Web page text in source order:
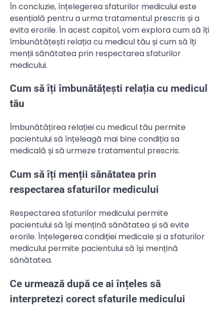
În concluzie, înțelegerea sfaturilor medicului este
esențială pentru a urma tratamentul prescris și a
evita erorile. În acest capitol, vom explora cum să îți
îmbunătățești relația cu medicul tău și cum să îți
menții sănătatea prin respectarea sfaturilor
medicului.
Cum să îți îmbunătățești relația cu medicul
tău
Îmbunătățirea relației cu medicul tău permite
pacientului să înțeleagă mai bine condiția sa
medicală și să urmeze tratamentul prescris.
Cum să îți menții sănătatea prin
respectarea sfaturilor medicului
Respectarea sfaturilor medicului permite
pacientului să își mențină sănătatea și să evite
erorile. Înțelegerea condiției medicale și a sfaturilor
medicului permite pacientului să își mențină
sănătatea.
Ce urmează după ce ai înțeles să
interpretezi corect sfaturile medicului